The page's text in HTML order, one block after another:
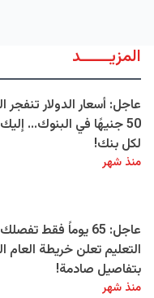
المزيــــــد
عاجل: أسعار الدولار
50 جنيهًا في البنوك...
لكل بنك!
منذ شهر
عاجل: 65 يوماً فقط
التعليم تعلن خريطة العام
بتفاصيل صادمة!
منذ شهر